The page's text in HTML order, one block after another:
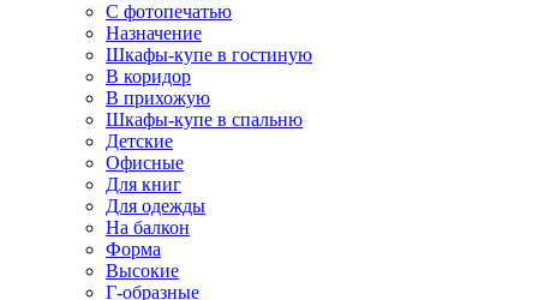
С фотопечатью
Назначение
Шкафы-купе в гостиную
В коридор
В прихожую
Шкафы-купе в спальню
Детские
Офисные
Для книг
Для одежды
На балкон
Форма
Высокие
Г-образные